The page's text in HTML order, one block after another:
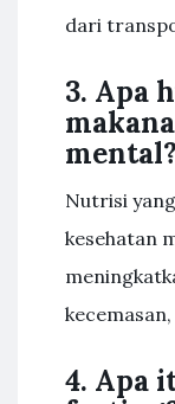
dari
3. Apa
mental?
Nutrisi
kesehatan
4. Apa